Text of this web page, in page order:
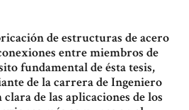
de estructuras de acero
entre miembros de
fundamental de ésta tesis,
de la carrera de Ingeniero
de las aplicaciones de los